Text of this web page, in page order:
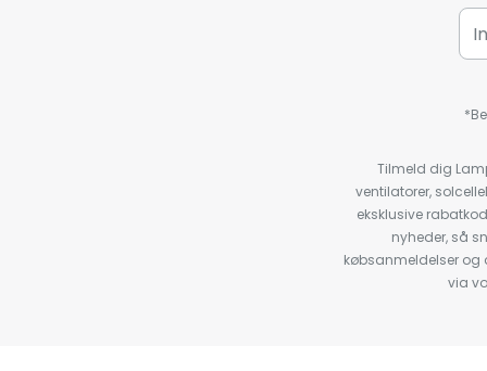
Tilmeld dig
ventilatorer,
eksklusive
nyheder, så
købsanmeldelser og
via